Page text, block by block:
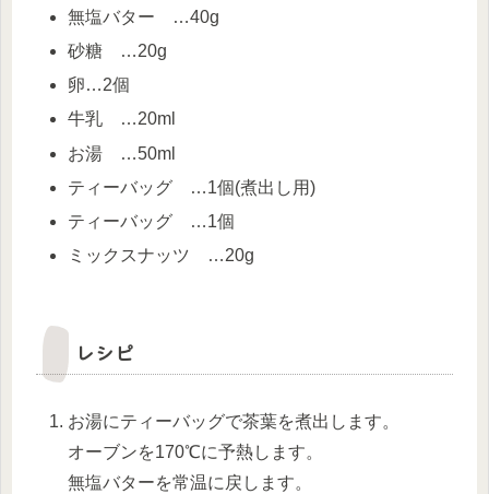
無塩バター …40g
砂糖 …20g
卵…2個
牛乳 …20ml
お湯 …50ml
ティーバッグ …1個(煮出し用)
ティーバッグ …1個
ミックスナッツ …20g
レシピ
お湯にティーバッグで茶葉を煮出します。
オーブンを170℃に予熱します。
無塩バターを常温に戻します。